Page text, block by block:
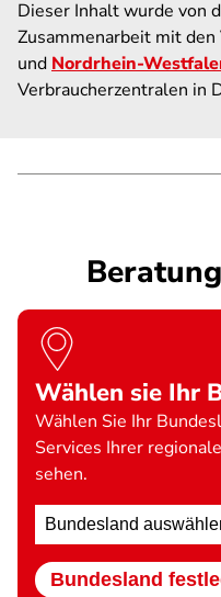
Dieser Inhalt wurde von
Zusammenarbeit mit
und Nordrhein-
Verbraucherzentralen in
Wählen sie Ihr
Wählen Sie Ihr
Services Ihrer
sehen.
Standort
wählen
Bundesland